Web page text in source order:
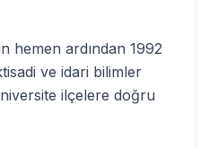
hemen ardından 1992
ve idari bilimler
ilçelere doğru